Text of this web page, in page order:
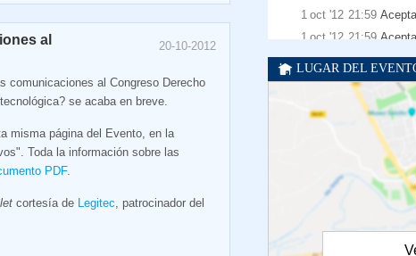
20-10-2012
al
comunicaciones al Congreso Derecho
se acaba en breve.
misma página del Evento, en la
Toda la información sobre las
PDF.
cortesía de Legitec, patrocinador del
1 oct '12 21:59
1 oct '12 21:59
1 oct '12 21:59
(Categoría general)
oct 21:59Cierre
21:59Cierre
seleccionados
(Categoría general)
LUGAR DEL